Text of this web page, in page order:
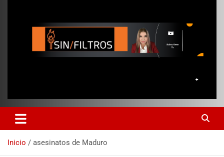
Inicio asesinatos de Maduro